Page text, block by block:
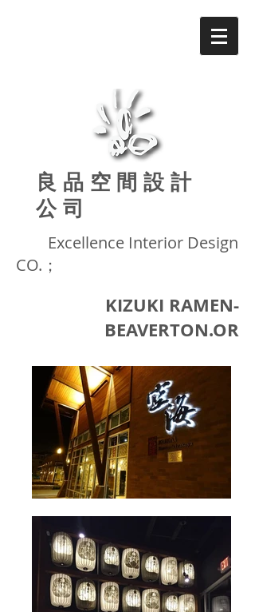
良品 空間設計
公司
Excellence Interior Design
CO.；
KIZUKI RAMEN-
BEAVERTON.OR